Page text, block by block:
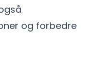
og forbedre